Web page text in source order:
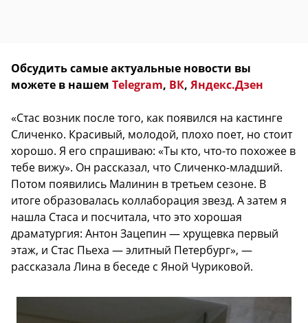
Обсудить самые актуальные новости вы
можете в нашем Telegram, ВК, Яндекс.Дзен
«Стас возник после того, как появился на кастинге
Сличенко. Красивый, молодой, плохо поет, но стоит
хорошо. Я его спрашиваю: «Ты кто, что-то похожее в
тебе вижу». Он рассказал, что Сличенко-младший.
Потом появились Малинин в третьем сезоне. В
итоге образовалась коллаборация звезд. А затем я
нашла Стаса и посчитала, что это хорошая
драматургия: Антон Зацепин — хрущевка первый
этаж, и Стас Пьеха — элитный Петербург», —
рассказала Лина в беседе с Яной Чуриковой.